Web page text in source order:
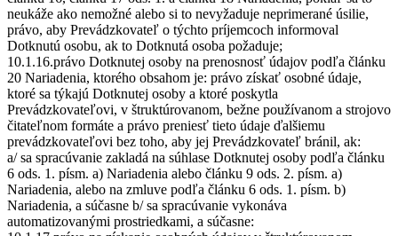
neukáže ako nemožné alebo si to nevyžaduje neprimerané úsilie,
právo, aby Prevádzkovateľ o týchto príjemcoch informoval
Dotknutú osobu, ak to Dotknutá osoba požaduje;
10.1.16.právo Dotknutej osoby na prenosnosť údajov podľa článku
20 Nariadenia, ktorého obsahom je: právo získať osobné údaje,
ktoré sa týkajú Dotknutej osoby a ktoré poskytla
Prevádzkovateľovi, v štruktúrovanom, bežne používanom a strojovo
čitateľnom formáte a právo preniesť tieto údaje ďalšiemu
prevádzkovateľovi bez toho, aby jej Prevádzkovateľ bránil, ak:
a/ sa spracúvanie zakladá na súhlase Dotknutej osoby podľa článku
6 ods. 1. písm. a) Nariadenia alebo článku 9 ods. 2. písm. a)
Nariadenia, alebo na zmluve podľa článku 6 ods. 1. písm. b)
Nariadenia, a súčasne b/ sa spracúvanie vykonáva
automatizovanými prostriedkami, a súčasne: